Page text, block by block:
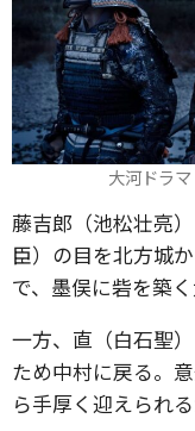
大河ドラ
藤吉郎（池松壮亮
臣）の目を北方城
で、墨俣に砦を築
一方、直（白石聖
ため中村に戻る。
ら手厚く迎えられ